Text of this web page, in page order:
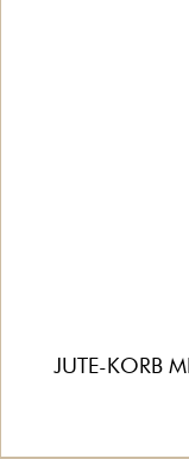
JUTE-KORB